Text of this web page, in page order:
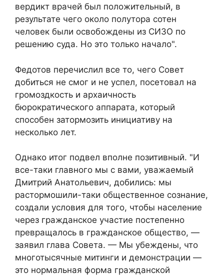
вердикт врачей был положительный, в
результате чего около полутора сотен
человек были освобождены из СИЗО по
решению суда. Но это только начало".
Федотов перечислил все то, чего Совет
добиться не смог и не успел, посетовал на
громоздкость и архаичность
бюрократического аппарата, который
способен затормозить инициативу на
несколько лет.
Однако итог подвел вполне позитивный. "И
все-таки главного мы с вами, уважаемый
Дмитрий Анатольевич, добились: мы
растормошили-таки общественное сознание,
создали условия для того, чтобы население
через гражданское участие постепенно
превращалось в гражданское общество, —
заявил глава Совета. — Мы убеждены, что
многотысячные митинги и демонстрации —
это нормальная форма гражданской